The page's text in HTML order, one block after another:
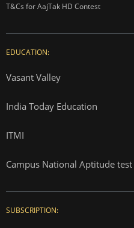
T&Cs for AajTak HD Contest
EDUCATION:
Vasant Valley
India Today Education
ITMI
Campus National Aptitude test
SUBSCRIPTION: